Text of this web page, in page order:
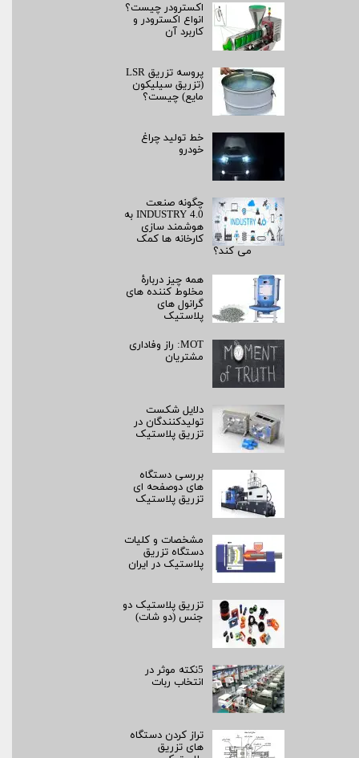
اکسترودر چیست؟
انواع اکسترودر و
کاربرد آن
پروسه تزریق LSR
(تزریق سیلیکون
مایع) چیست؟
خط تولید چراغ
خودرو
چگونه صنعت
INDUSTRY 4.0 به
هوشمند سازی
کارخانه ها کمک
می کند؟
همه چیز دربارۀ
مخلوط کننده های
گرانول های
پلاستیک
MOT: راز وفاداری
مشتریان
دلایل شکست
تولیدکنندگان در
تزریق پلاستیک
بررسی دستگاه
های دوصفحه ای
تزریق پلاستیک
مشخصات و کلیات
دستگاه تزریق
پلاستیک در ایران
تزریق پلاستیک دو
جنس (دو شات)
5نکته موثر در
انتخاب ربات
تراز کردن دستگاه
های تزریق